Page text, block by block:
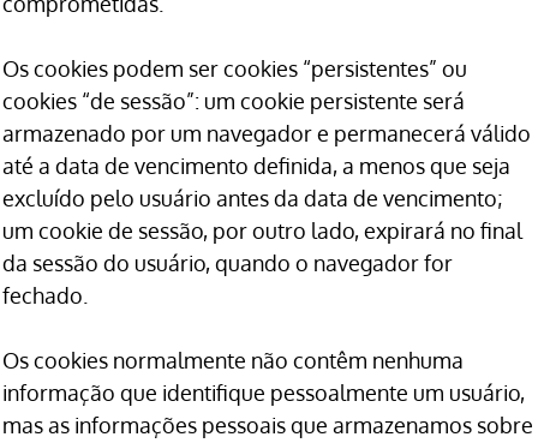
Os cookies podem ser cookies “persistentes” ou
cookies “de sessão”: um cookie persistente será
armazenado por um navegador e permanecerá válido
até a data de vencimento definida, a menos que seja
excluído pelo usuário antes da data de vencimento;
um cookie de sessão, por outro lado, expirará no final
da sessão do usuário, quando o navegador for
fechado.
Os cookies normalmente não contêm nenhuma
informação que identifique pessoalmente um usuário,
mas as informações pessoais que armazenamos sobre